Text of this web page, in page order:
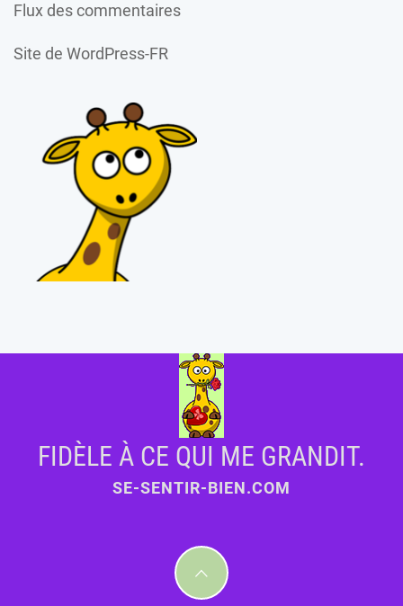
Flux des commentaires
Site de WordPress-FR
FIDÈLE À CE QUI ME GRANDIT.
SE-SENTIR-BIEN.COM